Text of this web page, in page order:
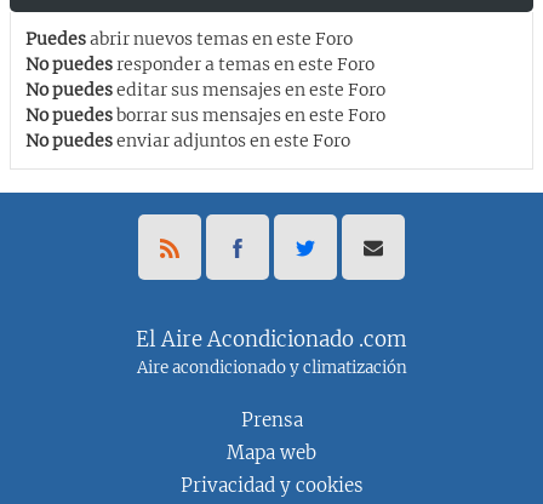
Puedesabrir nuevos temas en este Foro
No puedesresponder a temas en este Foro
No puedeseditar sus mensajes en este Foro
No puedesborrar sus mensajes en este Foro
No puedesenviar adjuntos en este Foro
El Aire Acondicionado .com
Aire acondicionado y climatización
Prensa
Mapa web
Privacidad y cookies